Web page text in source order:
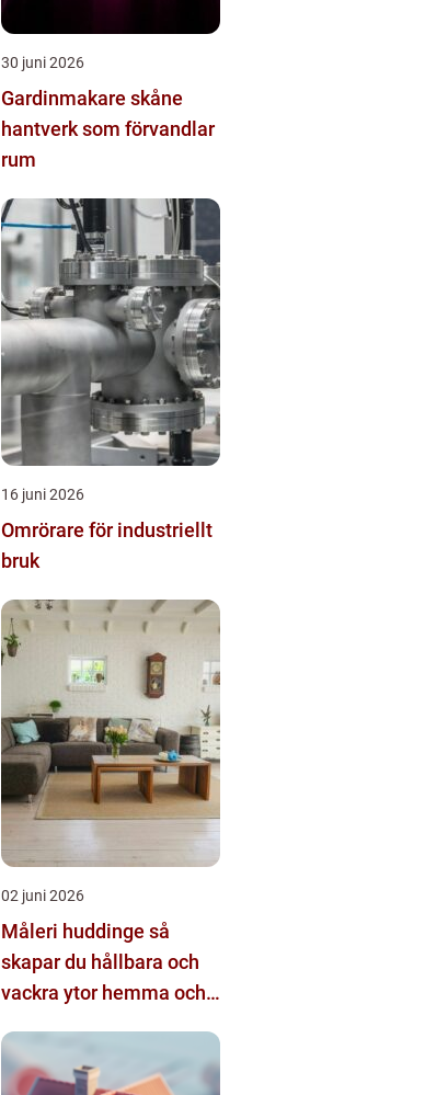
30 juni 2026
Gardinmakare skåne
hantverk som förvandlar
rum
16 juni 2026
Omrörare för industriellt
bruk
02 juni 2026
Måleri huddinge så
skapar du hållbara och
vackra ytor hemma och i